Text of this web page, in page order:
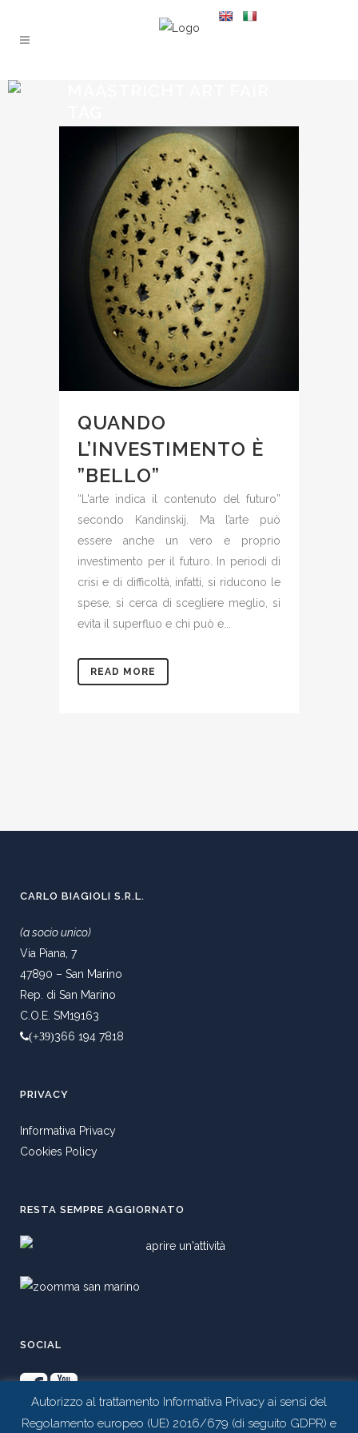
QUANDO
L’INVESTIMENTO È
”BELLO”
“L'arte indica il contenuto del futuro”
secondo Kandinskij. Ma l’arte può
essere anche un vero e proprio
investimento per il futuro. In periodi di
crisi e di difficoltà, infatti, si riducono le
spese, si cerca di scegliere meglio, si
evita il superfluo e chi può e...
READ MORE
CARLO BIAGIOLI S.R.L.
(a socio unico)
Via Piana, 7
47890 – San Marino
Rep. di San Marino
C.O.E. SM19163
(+39)366 194 7818
PRIVACY
Informativa Privacy
Cookies Policy
RESTA SEMPRE AGGIORNATO
SOCIAL
Autorizzo al trattamento Informativa Privacy ai sensi del
Regolamento europeo (UE) 2016/679 (di seguito GDPR) e